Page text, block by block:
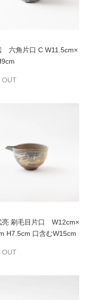
六角片口 C W11.5cm×
OUT
亮 刷毛目片口 W12cm×
H7.5cm 口含むW15cm
OUT